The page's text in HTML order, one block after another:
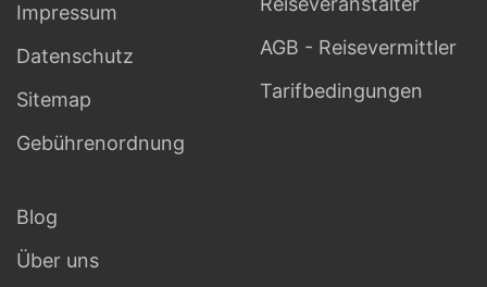
Datenschutz
Sitemap
Gebührenordnung
AGB - Reisevermittler
Tarifbedingungen
Über uns
Reiseversicherungen